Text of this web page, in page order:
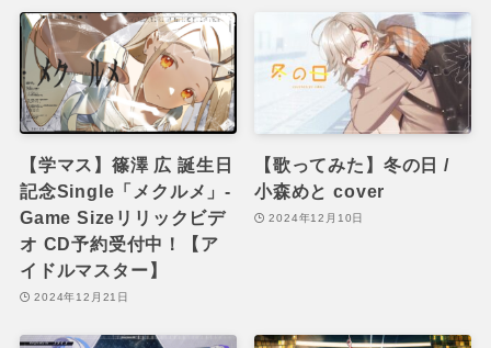
【学マス】篠澤 広 誕生日
記念Single「メクルメ」-
Game Sizeリリックビデ
オ CD予約受付中！【ア
イドルマスター】
2024年12月21日
【歌ってみた】冬の日 /
小森めと cover
2024年12月10日